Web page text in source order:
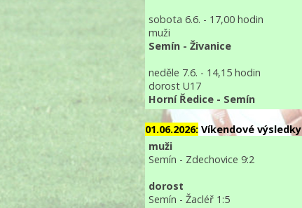
sobota 6.6. - 17,00 hodin
muži
Semín - Živanice
neděle 7.6. - 14,15 hodin
dorost U17
Horní Ředice - Semín
01.06.2026: Víkendové výsledky
muži
Semín - Zdechovice 9:2
dorost
Semín - Žacléř 1:5